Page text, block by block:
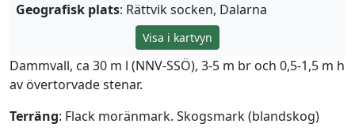
Geografisk plats: Rättvik socken, Dalarna
Visa i kartvyn
Dammvall, ca 30 m l (NNV-SSÖ), 3-5 m br och 0,5-1,5 m h
av övertorvade stenar.
Terräng: Flack moränmark. Skogsmark (blandskog)